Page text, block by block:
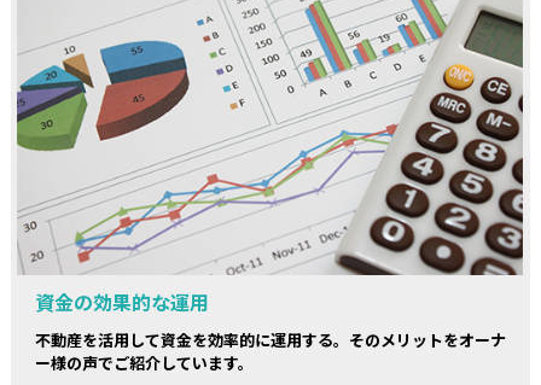
資金の効果的な運用
不動産を活用して資金を効率的に運用する。そのメリットをオーナ
ー様の声でご紹介しています。